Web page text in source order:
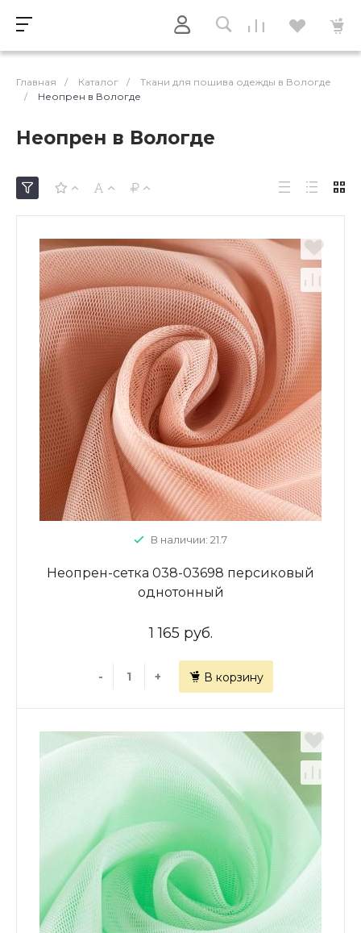
Главная / Каталог /
Ткани для пошива одежды в Вологде
/
Неопрен в Вологде
Неопрен в Вологде
В наличии: 21.7
Неопрен-сетка 038-03698 персиковый
однотонный
1 165 руб.
- + В корзину